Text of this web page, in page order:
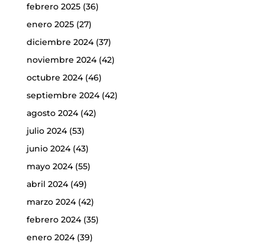
febrero 2025(36)
enero 2025(27)
diciembre 2024(37)
noviembre 2024(42)
octubre 2024(46)
septiembre 2024(42)
agosto 2024(42)
julio 2024(53)
junio 2024(43)
mayo 2024(55)
abril 2024(49)
marzo 2024(42)
febrero 2024(35)
enero 2024(39)